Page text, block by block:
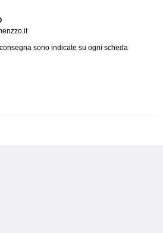
sono indicate su ogni scheda